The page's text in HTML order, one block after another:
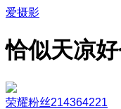
爱摄影
恰似天凉好
荣耀粉丝214364221